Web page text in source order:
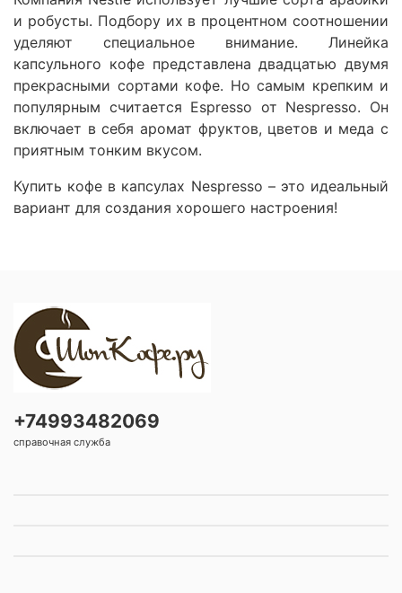
и робусты. Подбору их в процентном соотношении
уделяют специальное внимание. Линейка
капсульного кофе представлена двадцатью двумя
прекрасными сортами кофе. Но самым крепким и
популярным считается Espresso от Nespresso. Он
включает в себя аромат фруктов, цветов и меда с
приятным тонким вкусом.
Купить кофе в капсулах Nespresso – это идеальный
вариант для создания хорошего настроения!
+74993482069
справочная служба